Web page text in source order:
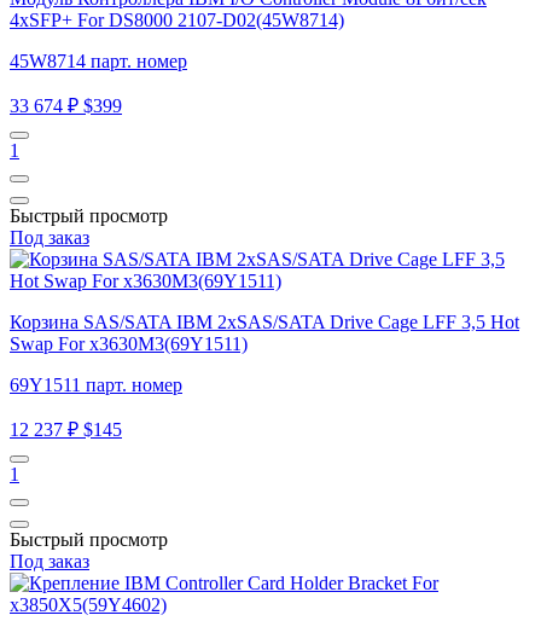
4xSFP+ For DS8000 2107-D02(45W8714)
45W8714 парт. номер
33 674 ₽ $399
1
Быстрый просмотр
Под заказ
Корзина SAS/SATA IBM 2xSAS/SATA Drive Cage LFF 3,5 Hot
Swap For x3630M3(69Y1511)
69Y1511 парт. номер
12 237 ₽ $145
1
Быстрый просмотр
Под заказ